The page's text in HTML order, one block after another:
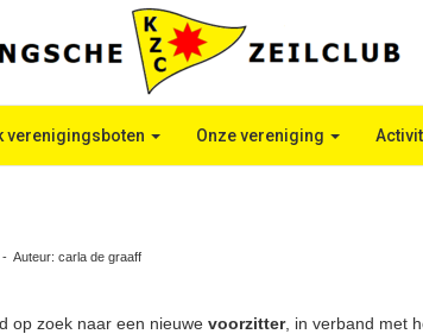
verenigingsboten Onze vereniging
Auteur: carla de graaff
op zoek naar een nieuwe voorzitter, in verband met